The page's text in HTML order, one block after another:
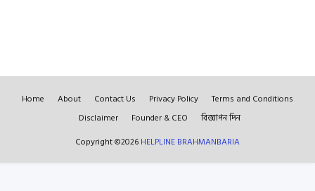
Home About Contact Us Privacy Policy
Terms and Conditions
Disclaimer
Founder & CEO
বিজ্ঞাপন দিন
Copyright ©2026 HELPLINE BRAHMANBARIA